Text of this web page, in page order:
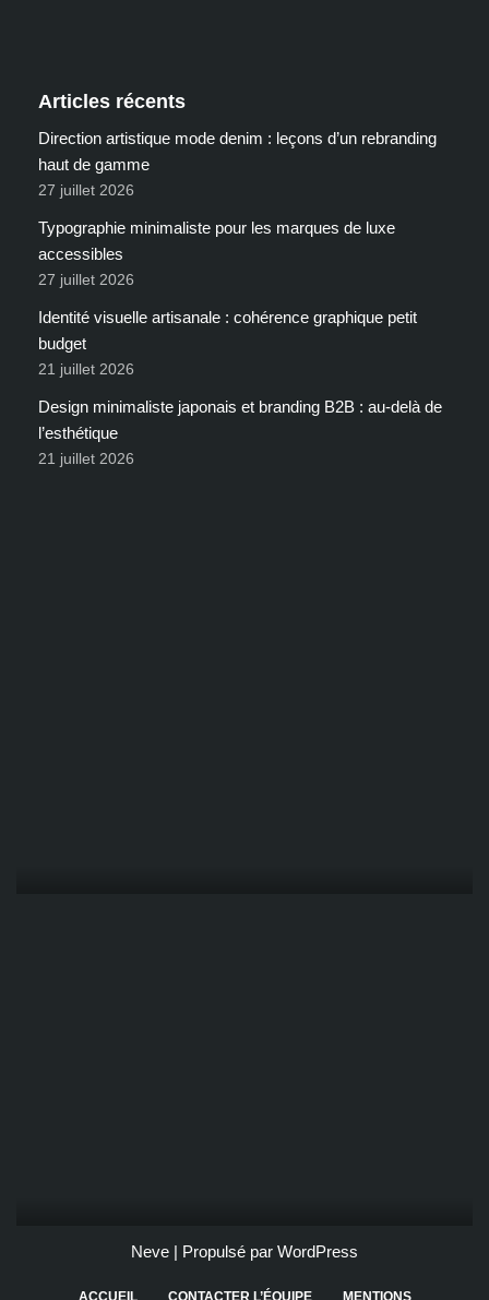
Articles récents
Direction artistique mode denim : leçons d’un rebranding
haut de gamme
27 juillet 2026
Typographie minimaliste pour les marques de luxe
accessibles
27 juillet 2026
Identité visuelle artisanale : cohérence graphique petit
budget
21 juillet 2026
Design minimaliste japonais et branding B2B : au-delà de
l’esthétique
21 juillet 2026
Neve | Propulsé par WordPress
ACCUEIL CONTACTER L’ÉQUIPE MENTIONS